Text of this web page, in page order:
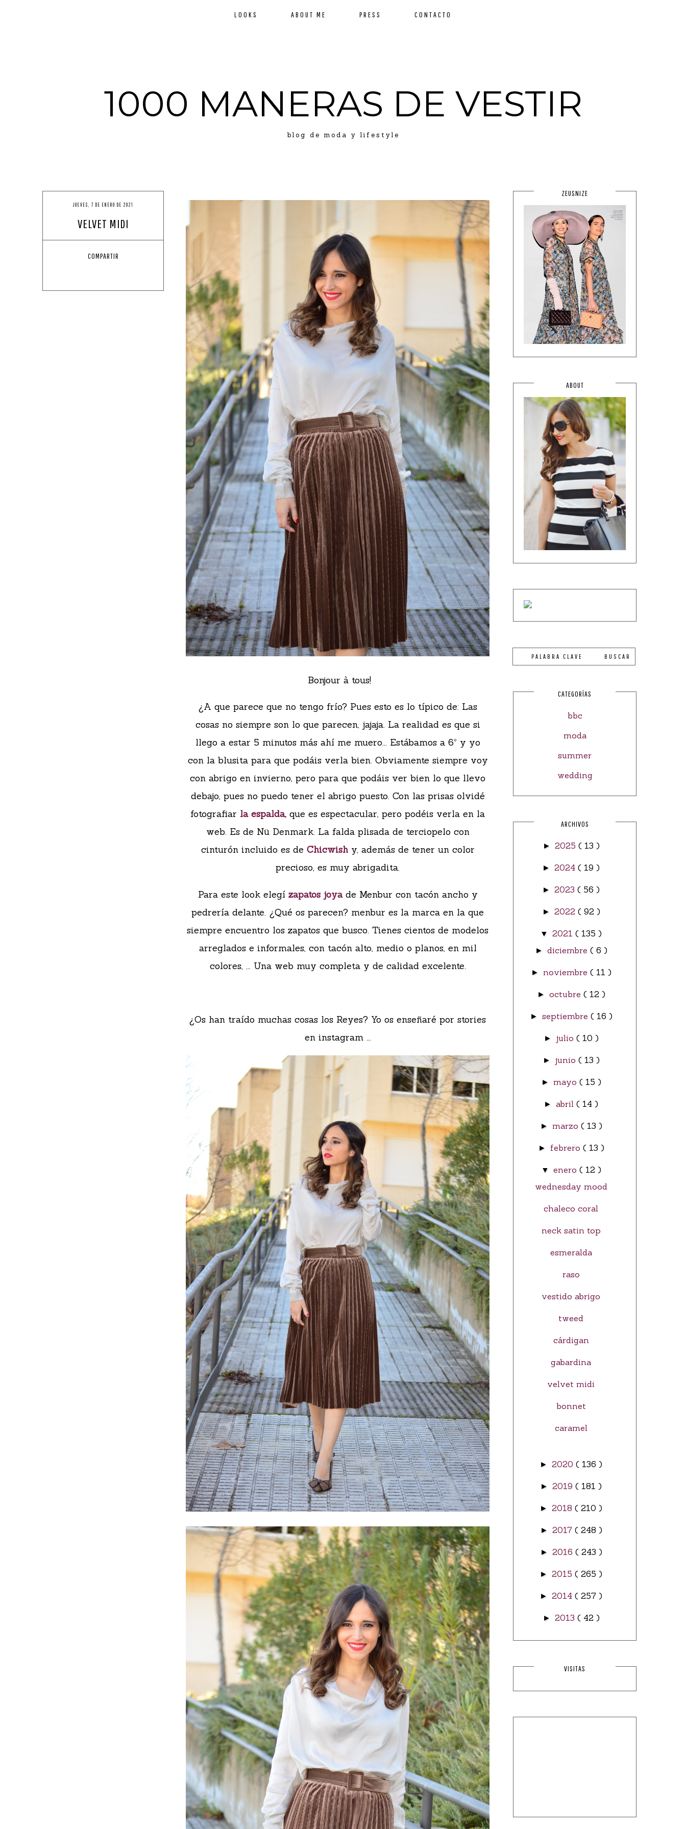
1000 MANERAS DE VESTIR
blog de moda y lifestyle
LOOKS ABOUT ME PRESS CONTACTO
JUEVES, 7 DE ENERO DE 2021
VELVET MIDI
COMPARTIR
Bonjour à tous!
¿A que parece que no tengo frío? Pues esto es lo típico de: Las
cosas no siempre son lo que parecen, jajaja. La realidad es que si
llego a estar 5 minutos más ahí me muero... Estábamos a 6º y yo
con la blusita para que podáis verla bien. Obviamente siempre voy
con abrigo en invierno, pero para que podáis ver bien lo que llevo
debajo, pues no puedo tener el abrigo puesto. Con las prisas olvidé
fotografiar la espalda, que es espectacular, pero podéis verla en la
web. Es de Nü Denmark. La falda plisada de terciopelo con
cinturón incluido es de Chicwishy, además de tener un color
precioso, es muy abrigadita.
Para este look elegí zapatos joyade Menbur con tacón ancho y
pedrería delante. ¿Qué os parecen? menbur es la marca en la que
siempre encuentro los zapatos que busco. Tienes cientos de modelos
arreglados e informales, con tacón alto, medio o planos, en mil
colores, ... Una web muy completa y de calidad excelente.
¿Os han traído muchas cosas los Reyes? Yo os enseñaré por stories
en instagram ...
ZEUSNIZE
ABOUT
CATEGORÍAS
bbc
moda
summer
wedding
ARCHIVOS
► 2025 ( 13 )
►2024( 19 )
►2023( 56 )
► 2022 ( 92 )
▼2021( 135 )
► diciembre ( 6 )
► noviembre ( 11 )
► octubre ( 12 )
► septiembre ( 16 )
► julio ( 10 )
► junio ( 13 )
► mayo ( 15 )
►abril( 14 )
► marzo ( 13 )
► febrero ( 13 )
▼ enero ( 12 )
wednesday mood
chaleco coral
neck satin top
esmeralda
raso
vestido abrigo
tweed
cárdigan
gabardina
velvet midi
bonnet
caramel
►2020( 136 )
►2019( 181 )
►2018( 210 )
► 2017 ( 248 )
► 2016 ( 243 )
►2015( 265 )
►2014( 257 )
► 2013 ( 42 )
VISITAS